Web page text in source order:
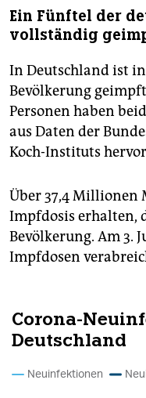
Ein Fünftel der
vollständig
In Deutschland ist
Bevölkerung
Personen haben
aus Daten der
Koch-Instituts
Über 37,4 Millionen
Impfdosis erhalten,
Bevölkerung. Am 3.
Impfdosen